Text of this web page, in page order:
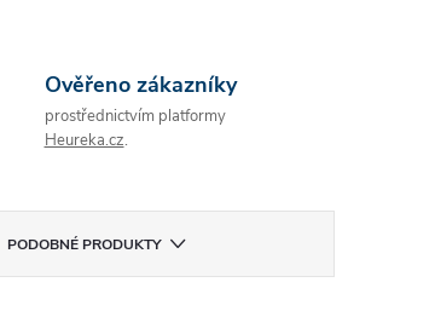
Ověřeno zákazníky
prostřednictvím platformy
Heureka.cz.
PODOBNÉ PRODUKTY